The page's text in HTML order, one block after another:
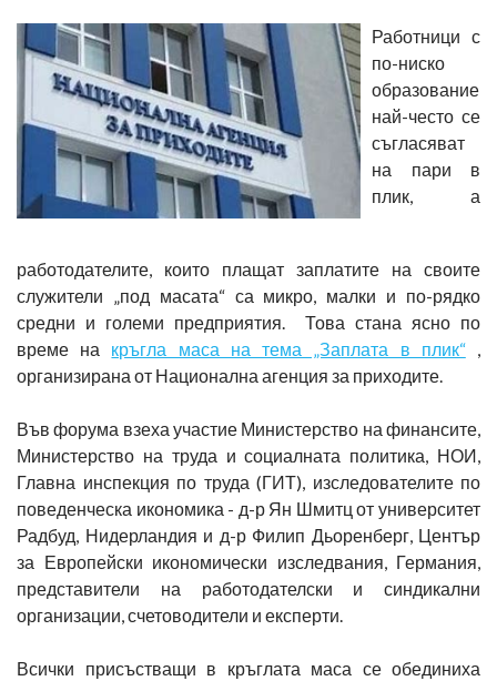
Работници с
по-ниско
образование
най-често се
съгласяват
на пари в
плик, а
работодателите, които плащат заплатите на своите
служители „под масата“ са микро, малки и по-рядко
средни и големи предприятия. Това стана ясно по
време на кръгла маса на тема „Заплата в плик“,
организирана от Национална агенция за приходите.
Във форума взеха участие Министерство на финансите,
Министерство на труда и социалната политика, НОИ,
Главна инспекция по труда (ГИТ), изследователите по
поведенческа икономика - д-р Ян Шмитц от университет
Радбуд, Нидерландия и д-р Филип Дьоренберг, Център
за Европейски икономически изследвания, Германия,
представители на работодателски и синдикални
организации, счетоводители и експерти.
Всички присъстващи в кръглата маса се обединиха